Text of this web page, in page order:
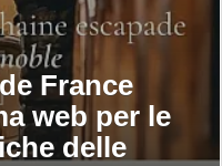
France
web per le
delle